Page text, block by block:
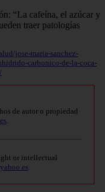
jose-maria-sanchez-
carbonico-de-la-coca-
de autor o propiedad
.
or intellectual
.